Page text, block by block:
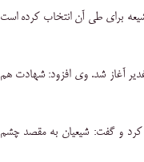
برای طی آن انتخاب کرده است
آغاز شد. وی افزود: شهادت هم
کرد و گفت: شیعیان به مقصد چشم